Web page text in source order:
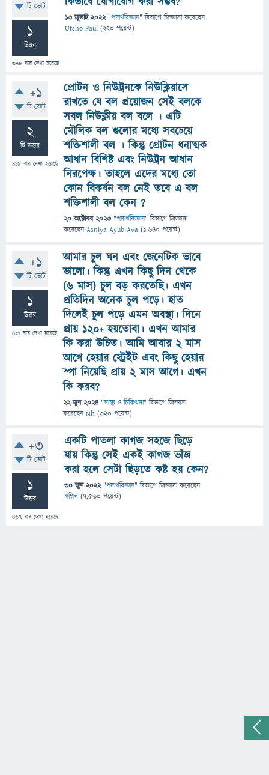
টি ভোট
1
উত্তর
378 বার দেখা হয়েছে
13 জুলাই 2022 "পদার্থবিজ্ঞান" বিভাগে জিজ্ঞাসাকরেছেন
Utsho Paul (220 পয়েন্ট)
+1
টি ভোট
2
টি উত্তর
419 বার দেখা হয়েছে
প্রোটন ও নিউট্রনকে নিউক্লিয়াসে
রাখতে যে বল প্রয়োজন সেই বলকে
সবল নিউক্লীয় বল বলে । এটি
মৌলিক বল গুলোর মধ্যে সবচেয়ে
শক্তিশালী বল । কিন্তু প্রোটন ধনাত্মক
আধান বিশিষ্ট এবং নিউট্রন আধান
নিরপেক্ষ। তাহলে এদের মধ্যে তো
কোন বিকর্ষন বল নেই তবে এ বল
শক্তিশালী বল কেন ?
20 অক্টোবর 2023 "পদার্থবিজ্ঞান" বিভাগে জিজ্ঞাসা
করেছেনAsniya Ayub Ava (1,640 পয়েন্ট)
+1
টি ভোট
1
উত্তর
417 বার দেখা হয়েছে
আমার চুল ঘন এবং জেনেটিক ভাবে
ভালো। কিন্তু এখন কিছু দিন থেকে
(৬ মাস) চুল বড় করতেছি। এখন
প্রতিদিন অনেক চুল পড়ে। হাত
দিলেই চুল পড়ে এমন অবস্থা। দিনে
প্রায় ১২০+ হয়তোবা। এখন আমার
কি করা উচিত। আমি আবার ২ মাস
আগে হেয়ার স্ট্রেইট এবং কিছু হেয়ার
স্পা নিয়েছি প্রায় ২ মাস আগে। এখন
কি করব?
22 জুন 2024 "স্বাস্থ্য ও চিকিৎসা" বিভাগে জিজ্ঞাসা
করেছেনNh (320 পয়েন্ট)
+3
টি ভোট
1
উত্তর
467 বার দেখা হয়েছে
একটি পাতলা কাগজ সহজে ছিড়ে
যায় কিন্তু সেই একই কাগজ ভাঁজ
করা হলে সেটা ছিড়তে কষ্ট হয় কেন?
30 জুন 2022 "পদার্থবিজ্ঞান" বিভাগে জিজ্ঞাসাকরেছেন
স্বপ্নিল (7,560 পয়েন্ট)